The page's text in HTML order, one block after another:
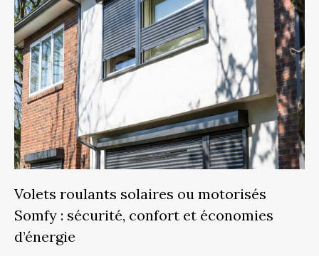
Volets roulants solaires ou motorisés
Somfy : sécurité, confort et économies
d’énergie